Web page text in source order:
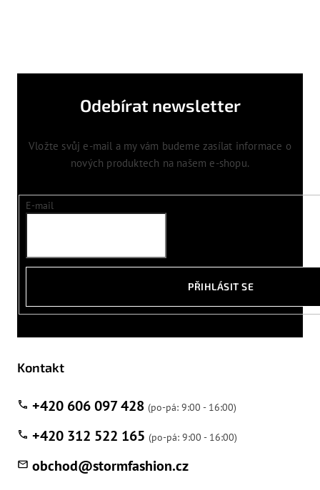
Odebírat newsletter
Vložte svůj e-mail a my vám budeme zasílat informace o
nových produktech na našem e-shopu.
E-mail
PŘIHLÁSIT SE
Kontakt
obchod@stormfashion.cz
+420 606 097 428
+420 312 522 165